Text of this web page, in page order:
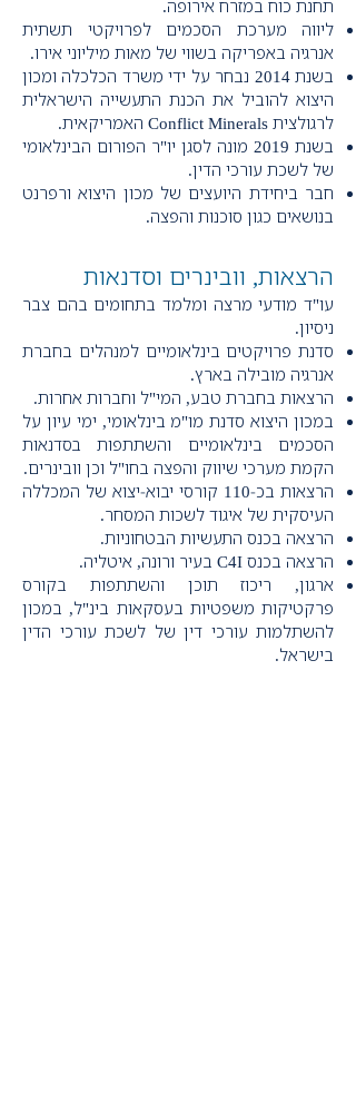
תחנת כוח במזרח אירופה.
ליווה מערכת הסכמים לפרויקטי תשתית
אנרגיה באפריקה בשווי של מאות מיליוני אירו.
בשנת 2014 נבחר על ידי משרד הכלכלה ומכון
היצוא להוביל את הכנת התעשייה הישראלית
לרגולצית Conflict Minerals האמריקאית.
בשנת 2019 מונה לסגן יו"ר הפורום הבינלאומי
של לשכת עורכי הדין.
חבר ביחידת היועצים של מכון היצוא ורפרנט
בנושאים כגון סוכנות והפצה.
הרצאות, וובינרים וסדנאות
עו"ד מודעי מרצה ומלמד בתחומים בהם צבר
ניסיון.
סדנת פרויקטים בינלאומיים למנהלים בחברת
אנרגיה מובילה בארץ.
הרצאות בחברת טבע, המי"ל וחברות אחרות.
במכון היצוא סדנת מו"מ בינלאומי, ימי עיון על
הסכמים בינלאומיים והשתתפות בסדנאות
הקמת מערכי שיווק והפצה בחו"ל וכן וובינרים.
הרצאות בכ-110 קורסי יבוא-יצוא של המכללה
העיסקית של איגוד לשכות המסחר.
הרצאה בכנס התעשיות הבטחוניות.
הרצאה בכנס C4I בעיר ורונה, איטליה.
ארגון, ריכוז תוכן והשתתפות בקורס
פרקטיקות משפטיות בעסקאות בינ"ל, במכון
להשתלמות עורכי דין של לשכת עורכי הדין
בישראל.